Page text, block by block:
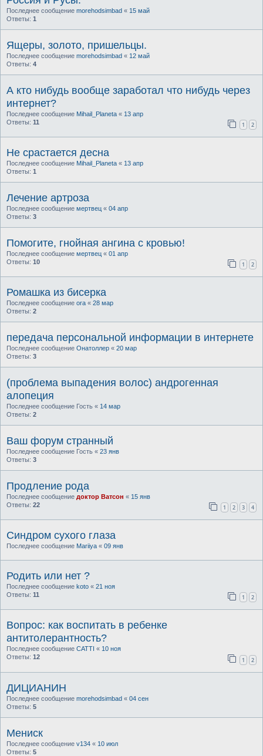
Последнее сообщение morehodsimbad « 15 май
Ответы: 1
Ящеры, золото, пришельцы.
Последнее сообщение morehodsimbad « 12 май
Ответы: 4
А кто нибудь вообще заработал что нибудь через
интернет?
Последнее сообщение Mihail_Planeta « 13 апр
Ответы: 11 1 2
Не срастается десна
Последнее сообщение Mihail_Planeta « 13 апр
Ответы: 1
Лечение артроза
Последнее сообщение мертвец « 04 апр
Ответы: 3
Помогите, гнойная ангина с кровью!
Последнее сообщение мертвец « 01 апр
Ответы: 10 1 2
Ромашка из бисерка
Последнее сообщение ora « 28 мар
Ответы: 2
передача персональной информации в интернете
Последнее сообщение Онатоллер « 20 мар
Ответы: 3
(проблема выпадения волос) андрогенная
алопеция
Последнее сообщение Гость « 14 мар
Ответы: 2
Ваш форум странный
Последнее сообщение Гость « 23 янв
Ответы: 3
Продление рода
Последнее сообщение доктор Ватсон « 15 янв
Ответы: 22 1 2 3 4
Синдром сухого глаза
Последнее сообщение Mariiya « 09 янв
Родить или нет ?
Последнее сообщение koto « 21 ноя
Ответы: 11 1 2
Вопрос: как воспитать в ребенке
антитолерантность?
Последнее сообщение CATTI « 10 ноя
Ответы: 12 1 2
ДИЦИАНИН
Последнее сообщение morehodsimbad « 04 сен
Ответы: 5
Мениск
Последнее сообщение v134 « 10 июл
Ответы: 5